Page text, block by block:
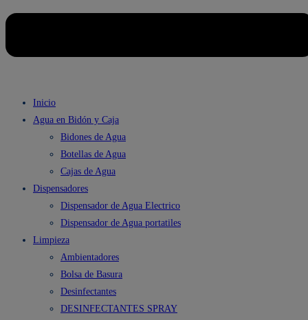
Inicio
Agua en Bidón y Caja
Bidones de Agua
Botellas de Agua
Cajas de Agua
Dispensadores
Dispensador de Agua Electrico
Dispensador de Agua portatiles
Limpieza
Ambientadores
Bolsa de Basura
Desinfectantes
DESINFECTANTES SPRAY